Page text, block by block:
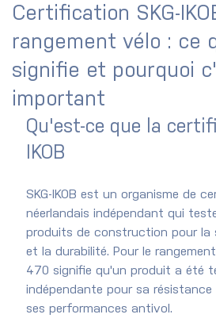
Certification SKG-
rangement vélo : ce
signifie et pourquoi
important
Qu'est-ce que la
IKOB
SKG-IKOB est un organisme de
néerlandais indépendant qui
produits de construction pour la
et la durabilité. Pour le
470 signifie qu'un produit a été
indépendante pour sa
ses performances antivol.